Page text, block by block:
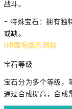
战斗。
- 特殊宝石：拥有独
或缺。
U8国际娱乐网站
宝石等级
宝石分为多个等级，
通过合成提高，合成